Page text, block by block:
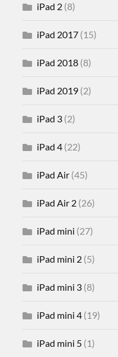
iPad 2 (8)
iPad 2017 (15)
iPad 2018 (8)
iPad 2019 (2)
iPad 3 (2)
iPad 4 (22)
iPad Air (45)
iPad Air 2 (26)
iPad mini (27)
iPad mini 2 (5)
iPad mini 3 (8)
iPad mini 4 (19)
iPad mini 5 (1)